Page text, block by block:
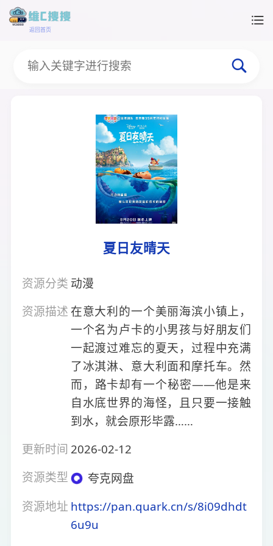
返回首页
夏日友晴天
资源分类 动漫
资源描述在意大利的一个美丽海滨小镇上，
一个名为卢卡的小男孩与好朋友们
一起渡过难忘的夏天，过程中充满
了冰淇淋、意大利面和摩托车。然
而，路卡却有一个秘密——他是来
自水底世界的海怪，且只要一接触
到水，就会原形毕露……
更新时间 2026-02-12
资源类型
夸克网盘
资源地址 https://pan.quark.cn/s/8i09dhdt
6u9u